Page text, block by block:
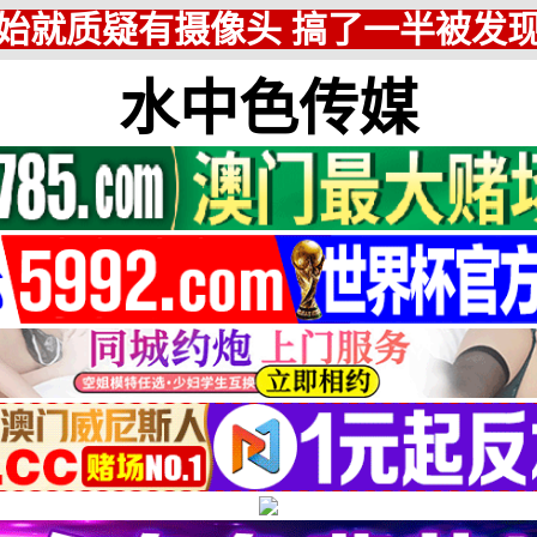
就质疑有摄像头 搞了一半被发
水中色传媒